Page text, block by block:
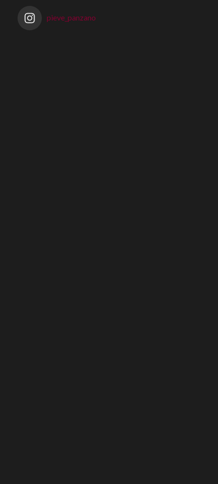
pieve_panzano